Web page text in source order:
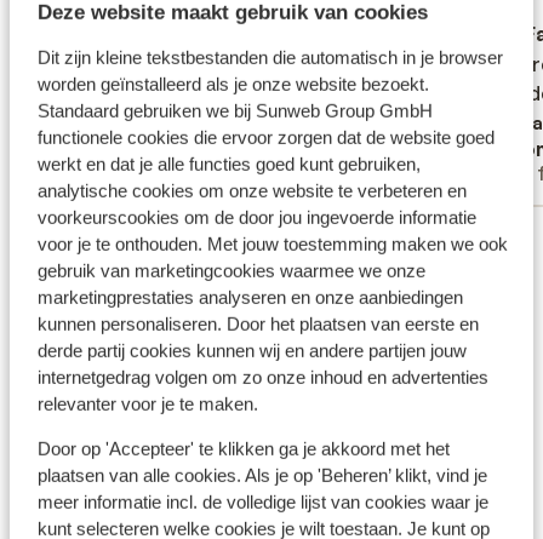
Deze website maakt gebruik van cookies
Dit zijn kleine tekstbestanden die automatisch in je browser
worden geïnstalleerd als je onze website bezoekt.
Standaard gebruiken we bij Sunweb Group GmbH
functionele cookies die ervoor zorgen dat de website goed
werkt en dat je alle functies goed kunt gebruiken,
analytische cookies om onze website te verbeteren en
voorkeurscookies om de door jou ingevoerde informatie
voor je te onthouden. Met jouw toestemming maken we ook
gebruik van marketingcookies waarmee we onze
marketingprestaties analyseren en onze aanbiedingen
kunnen personaliseren. Door het plaatsen van eerste en
derde partij cookies kunnen wij en andere partijen jouw
internetgedrag volgen om zo onze inhoud en advertenties
relevanter voor je te maken.
Door op 'Accepteer' te klikken ga je akkoord met het
plaatsen van alle cookies. Als je op 'Beheren’ klikt, vind je
meer informatie incl. de volledige lijst van cookies waar je
kunt selecteren welke cookies je wilt toestaan. Je kunt op
Läget var bra!
Läget var bra!
Vertalen naar het Nederlands (BE)
Mathias Albinsson
Vrienden
We
room
We
room
Bekijk alle 20 ervaringen
Ligging
Bekijk op kaart